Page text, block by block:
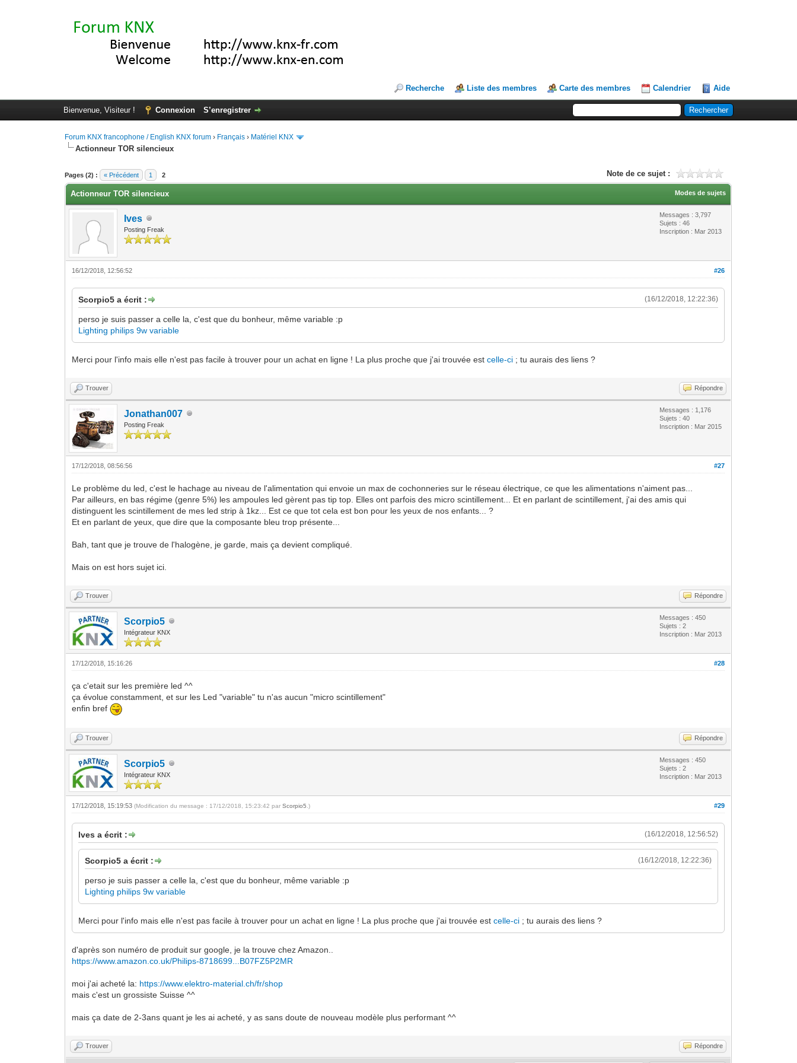
Recherche Liste des membres Carte des membres Calendrier Aide
Bienvenue, Visiteur ! Connexion S’enregistrer
Forum KNX francophone / English KNX forum › Français › Matériel KNX
Actionneur TOR silencieux
Pages (2) : « Précédent 1 2 Note de ce sujet :
Moyenne : 0 (0 vote(s))
1
2
3
4
5
Modes de sujets
Actionneur TOR silencieux
Ives
Posting Freak
Messages : 3,797
Sujets : 46
Inscription : Mar 2013
#26
16/12/2018, 12:56:52
(16/12/2018, 12:22:36)
Scorpio5 a écrit :
perso je suis passer a celle la, c'est que du bonheur, même variable :p
Lighting philips 9w variable
Merci pour l'info mais elle n'est pas facile à trouver pour un achat en ligne ! La plus proche que j'ai trouvée estcelle-ci ; tu aurais des liens ?
Trouver Répondre
Jonathan007
Posting Freak
Messages : 1,176
Sujets : 40
Inscription : Mar 2015
#27
17/12/2018, 08:56:56
Le problème du led, c'est le hachage au niveau de l'alimentation qui envoie un max de cochonneries sur le réseau électrique, ce que les alimentations n'aiment pas...
Par ailleurs, en bas régime (genre 5%) les ampoules led gèrent pas tip top. Elles ont parfois des micro scintillement... Et en parlant de scintillement, j'ai des amis qui
distinguent les scintillement de mes led strip à 1kz... Est ce que tot cela est bon pour les yeux de nos enfants... ?
Et en parlant de yeux, que dire que la composante bleu trop présente...
Bah, tant que je trouve de l'halogène, je garde, mais ça devient compliqué.
Mais on est hors sujet ici.
Trouver Répondre
Scorpio5
Intégrateur KNX
Messages : 450
Sujets : 2
Inscription : Mar 2013
#28
17/12/2018, 15:16:26
ça c'etait sur les première led ^^
ça évolue constamment, et sur les Led "variable" tu n'as aucun "micro scintillement"
enfin bref
Trouver Répondre
Scorpio5
Intégrateur KNX
Messages : 450
Sujets : 2
Inscription : Mar 2013
#29
17/12/2018, 15:19:53(Modification du message : 17/12/2018, 15:23:42 parScorpio5 .)
(16/12/2018, 12:56:52)
Ives a écrit :
(16/12/2018, 12:22:36)
Scorpio5 a écrit :
perso je suis passer a celle la, c'est que du bonheur, même variable :p
Lighting philips 9w variable
Merci pour l'info mais elle n'est pas facile à trouver pour un achat en ligne ! La plus proche que j'ai trouvée estcelle-ci ; tu aurais des liens ?
d'après son numéro de produit sur google, je la trouve chez Amazon..
https://www.amazon.co.uk/Philips-8718699...B07FZ5P2MR
moi j'ai acheté la: https://www.elektro-material.ch/fr/shop
mais c'est un grossiste Suisse ^^
mais ça date de 2-3ans quant je les ai acheté, y as sans doute de nouveau modèle plus performant ^^
Trouver Répondre